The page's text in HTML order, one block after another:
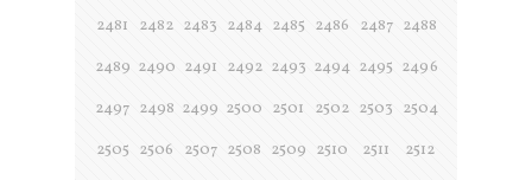
2481
2482 2483 2484 2485 2486 2487 2488
2489 2490 2491 2492 2493 2494 2495 2496
2497 2498 2499 2500 2501 2502 2503 2504
2505 2506 2507 2508 2509 2510 2511
2512